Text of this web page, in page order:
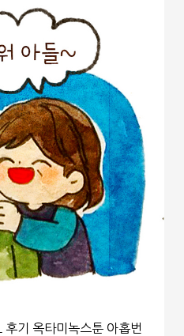
후기 옥타미녹스툰 아홉번